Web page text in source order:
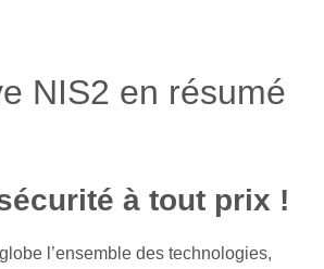
NIS2 en résumé
à tout prix !
l’ensemble des technologies,